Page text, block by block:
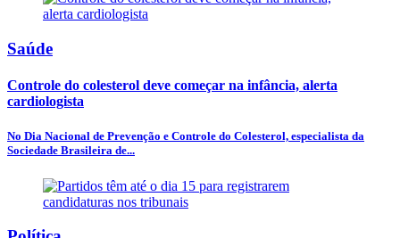
Saúde
Controle do colesterol deve começar na infância, alerta
cardiologista
No Dia Nacional de Prevenção e Controle do Colesterol, especialista da
Sociedade Brasileira de...